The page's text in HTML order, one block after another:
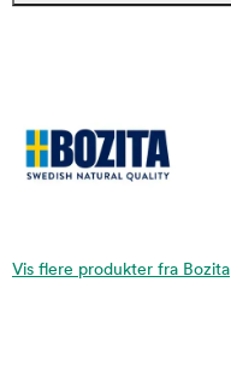
Vis flere produkter fra Bozita